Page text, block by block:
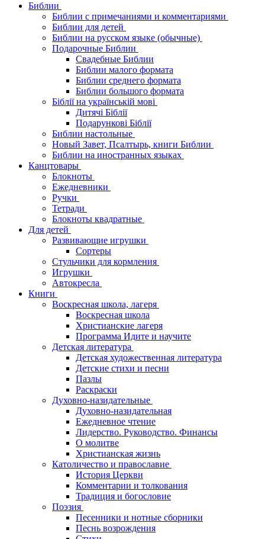
Библии
Библии с примечаниями и комментариями
Библии для детей
Библии на русском языке (обычные)
Подарочные Библии
Свадебные Библии
Библии малого формата
Библии среднего формата
Библии большого формата
Біблії на українській мові
Дитячі Біблії
Подарункові Біблії
Библии настольные
Новый Завет, Псалтырь, книги Библии
Библии на иностранных языках
Канцтовары
Блокноты
Ежедневники
Ручки
Тетради
Блокноты квадратные
Для детей
Развивающие игрушки
Сортеры
Стульчики для кормления
Игрушки
Автокресла
Книги
Воскресная школа, лагеря
Воскресная школа
Христианские лагеря
Программа Идите и научите
Детская литература
Детская художественная литература
Детские стихи и песни
Пазлы
Раскраски
Духовно-назидательные
Духовно-назидательная
Ежедневное чтение
Лидерство. Руководство. Финансы
О молитве
Христианская жизнь
Католичество и православие
История Церкви
Комментарии и толкования
Традиция и богословие
Поэзия
Песенники и нотные сборники
Песнь возрождения